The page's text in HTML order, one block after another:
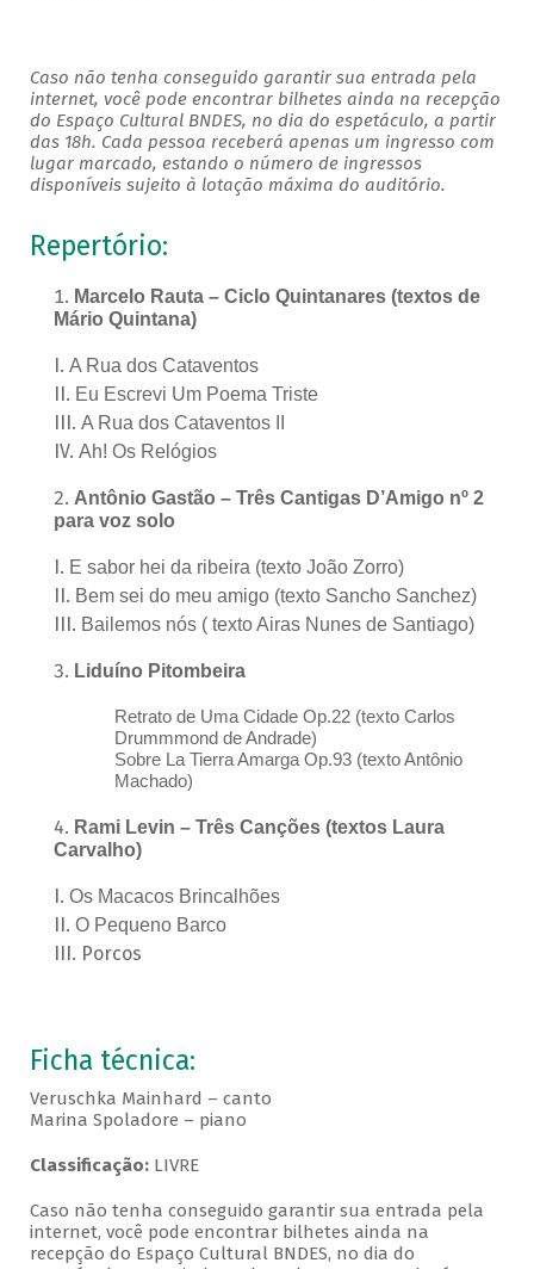
Caso não tenha conseguido garantir sua entrada pela
internet, você pode encontrar bilhetes ainda na recepção
do Espaço Cultural BNDES, no dia do espetáculo, a partir
das 18h. Cada pessoa receberá apenas um ingresso com
lugar marcado, estando o número de ingressos
disponíveis sujeito à lotação máxima do auditório.
Repertório:
Marcelo Rauta – Ciclo Quintanares (textos de
Mário Quintana)
A Rua dos Cataventos
Eu Escrevi Um Poema Triste
A Rua dos Cataventos II
Ah! Os Relógios
Antônio Gastão – Três Cantigas D’Amigo nº 2
para voz solo
E sabor hei da ribeira (texto João Zorro)
Bem sei do meu amigo (texto Sancho Sanchez)
Bailemos nós ( texto Airas Nunes de Santiago)
Liduíno Pitombeira
Retrato de Uma Cidade Op.22 (texto Carlos
Drummmond de Andrade)
Sobre La Tierra Amarga Op.93 (texto Antônio
Machado)
Rami Levin – Três Canções (textos Laura
Carvalho)
Os Macacos Brincalhões
O Pequeno Barco
Porcos
Ficha técnica:
Veruschka Mainhard – canto
Marina Spoladore – piano
Classificação:LIVRE
Caso não tenha conseguido garantir sua entrada pela
internet, você pode encontrar bilhetes ainda na
recepção do Espaço Cultural BNDES, no dia do